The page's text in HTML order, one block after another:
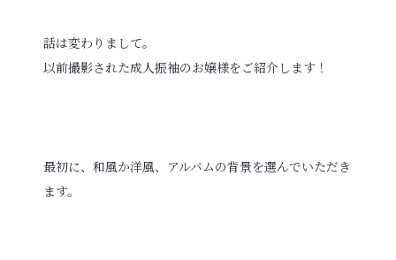
話は変わりまして。
以前撮影された成人振袖のお嬢様をご紹介します！
最初に、和風か洋風、アルバムの背景を選んでいただき
ます。